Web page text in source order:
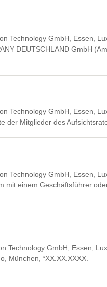
Technology GmbH, Essen,
DEUTSCHLAND GmbH
Technology GmbH, Essen,
der Mitglieder des
Technology GmbH, Essen,
mit einem Geschäftsführer
Technology GmbH, Essen,
München, *XX.XX.XXXX.